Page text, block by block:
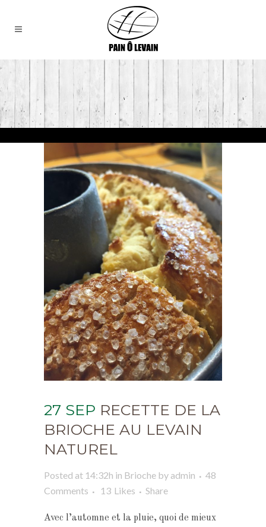
27 SEP RECETTE DE LA
BRIOCHE AU LEVAIN
NATUREL
Posted at 14:32h in Brioche by admin
48
Comments
13 Likes Share
Avec l’automne et la pluie, quoi de mieux